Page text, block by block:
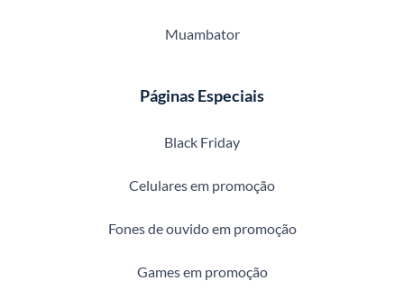
Muambator
Páginas Especiais
Black Friday
Celulares em promoção
Fones de ouvido em promoção
Games em promoção